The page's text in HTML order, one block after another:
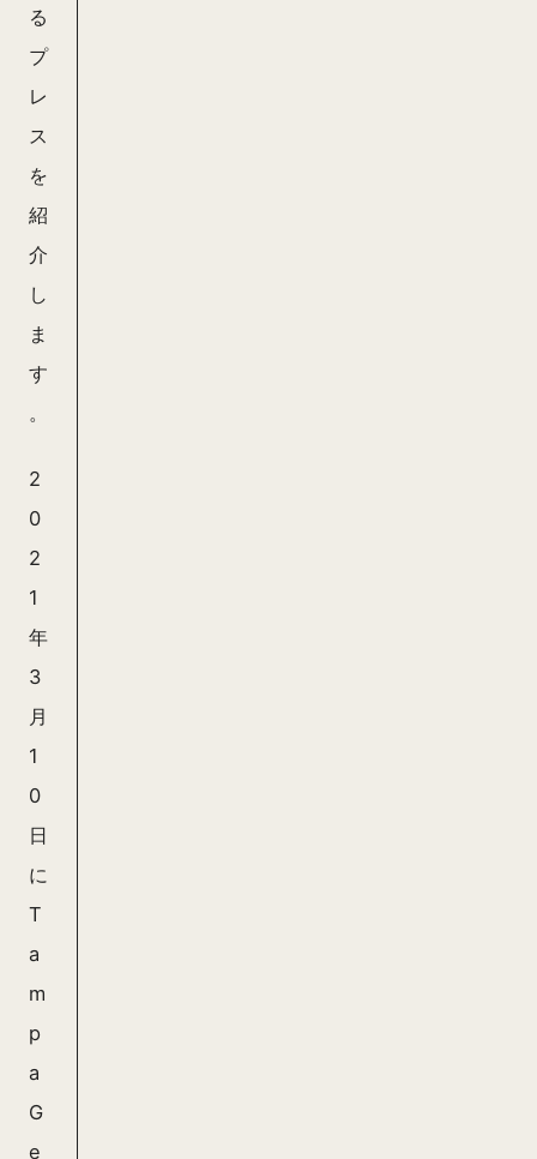
る
プ
レ
ス
を
紹
介
し
ま
す
。
2
0
2
1
年
3
月
1
0
日
に
T
a
m
p
a
G
e